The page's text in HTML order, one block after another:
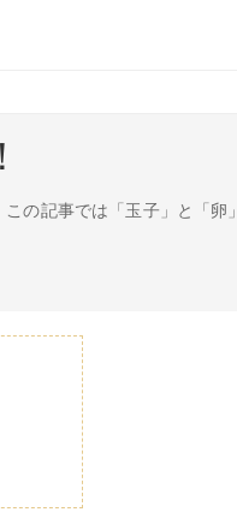
の記事では「玉子」と「卵」